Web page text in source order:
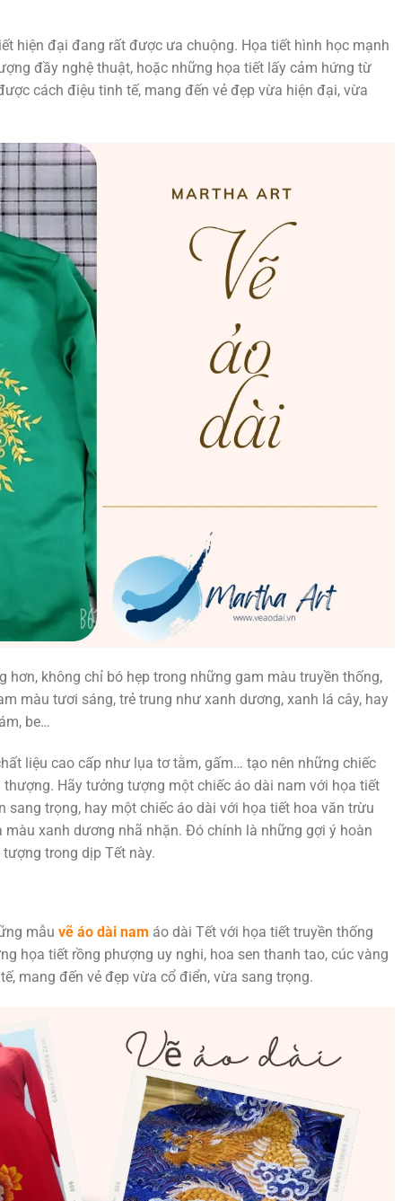
hiện đại đang rất được ưa chuộng. Họa tiết hình học mạnh
đầy nghệ thuật, hoặc những họa tiết lấy cảm hứng từ
cách điệu tinh tế, mang đến vẻ đẹp vừa hiện đại, vừa
không chỉ bó hẹp trong những gam màu truyền thống,
màu tươi sáng, trẻ trung như xanh dương, xanh lá cây, hay
be…
liệu cao cấp như lụa tơ tằm, gấm… tạo nên những chiếc
Hãy tưởng tượng một chiếc áo dài nam với họa tiết
sang trọng, hay một chiếc áo dài với họa tiết hoa văn trừu
xanh dương nhã nhặn. Đó chính là những gợi ý hoàn
trong dịp Tết này.
mẫu vẽ áo dài nam áo dài Tết với họa tiết truyền thống
họa tiết rồng phượng uy nghi, hoa sen thanh tao, cúc vàng
mang đến vẻ đẹp vừa cổ điển, vừa sang trọng.